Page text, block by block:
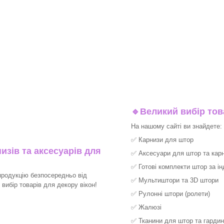
та аксесуарів для
безпосередньо від
товарів для декору вікон!
🔹 Великий вибір
На нашому сайті ви знайдете:
✅ Карнизи для штор
✅ Аксесуари для штор та
✅ Готові комплекти штор за
✅ Мультиштори та 3D штори
✅ Рулонні штори (ролети)
✅ Жалюзі
✅ Тканини для штор та гардин